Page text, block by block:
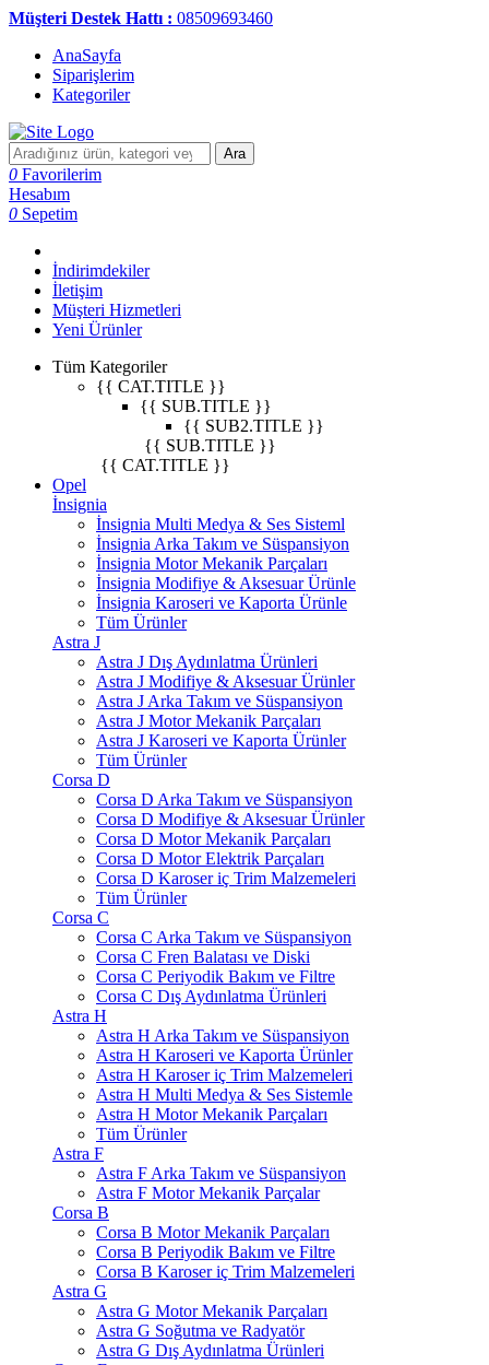
Müşteri Destek Hattı : 08509693460
AnaSayfa
Siparişlerim
Kategoriler
Ara
0 Favorilerim
Hesabım
0 Sepetim
İndirimdekiler
İletişim
Müşteri Hizmetleri
Yeni Ürünler
Tüm Kategoriler
{{ CAT.TITLE }}
{{ SUB.TITLE }}
{{ SUB2.TITLE }}
{{ SUB.TITLE }}
{{ CAT.TITLE }}
Opel
İnsignia
İnsignia Multi Medya & Ses Sisteml
İnsignia Arka Takım ve Süspansiyon
İnsignia Motor Mekanik Parçaları
İnsignia Modifiye & Aksesuar Ürünle
İnsignia Karoseri ve Kaporta Ürünle
Tüm Ürünler
Astra J
Astra J Dış Aydınlatma Ürünleri
Astra J Modifiye & Aksesuar Ürünler
Astra J Arka Takım ve Süspansiyon
Astra J Motor Mekanik Parçaları
Astra J Karoseri ve Kaporta Ürünler
Tüm Ürünler
Corsa D
Corsa D Arka Takım ve Süspansiyon
Corsa D Modifiye & Aksesuar Ürünler
Corsa D Motor Mekanik Parçaları
Corsa D Motor Elektrik Parçaları
Corsa D Karoser iç Trim Malzemeleri
Tüm Ürünler
Corsa C
Corsa C Arka Takım ve Süspansiyon
Corsa C Fren Balatası ve Diski
Corsa C Periyodik Bakım ve Filtre
Corsa C Dış Aydınlatma Ürünleri
Astra H
Astra H Arka Takım ve Süspansiyon
Astra H Karoseri ve Kaporta Ürünler
Astra H Karoser iç Trim Malzemeleri
Astra H Multi Medya & Ses Sistemle
Astra H Motor Mekanik Parçaları
Tüm Ürünler
Astra F
Astra F Arka Takım ve Süspansiyon
Astra F Motor Mekanik Parçalar
Corsa B
Corsa B Motor Mekanik Parçaları
Corsa B Periyodik Bakım ve Filtre
Corsa B Karoser iç Trim Malzemeleri
Astra G
Astra G Motor Mekanik Parçaları
Astra G Soğutma ve Radyatör
Astra G Dış Aydınlatma Ürünleri